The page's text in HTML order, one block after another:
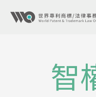
智